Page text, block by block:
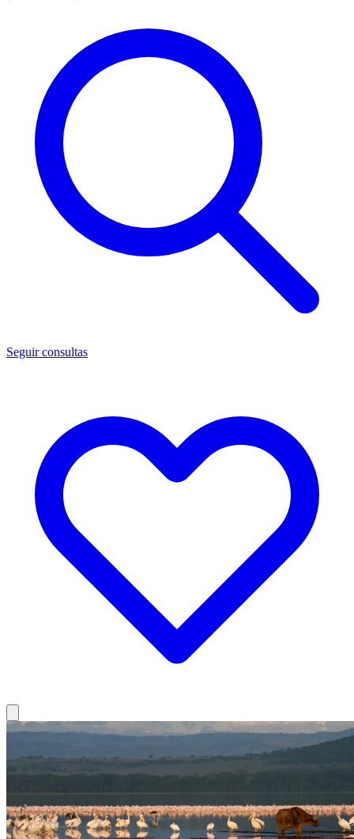
Seguir consultas